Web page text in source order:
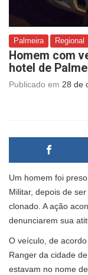
Palmeira Regional
Homem com
hotel de
Publicado em 28 de
Um homem foi
Militar, depois de
clonado. A ação
denunciarem sua
O veículo, de
Ranger da cidade
estavam no nome